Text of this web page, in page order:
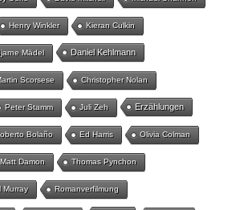
Henry Winkler Kieran Culkin
Mädel Daniel Kehlmann
Scorsese Christopher Nolan
Peter Stamm Juli Zeh Erzählungen
Bolaño Ed Harris Olivia Colman
Matt Damon Thomas Pynchon
Murray Romanverfilmung